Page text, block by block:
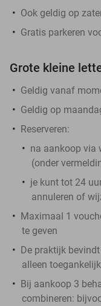
Ook geldig op
Gratis parkeren
Grote kleine
Geldig vanaf
Geldig op
Reserveren:
na aankoop via
(onder
je kunt tot 24
annuleren of
Maximaal 1
te geven
De praktijk
alleen
Bij aankoop 3
combineren: